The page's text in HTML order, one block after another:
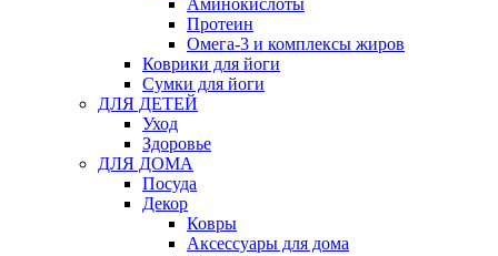
Аминокислоты
Протеин
Омега-3 и комплексы жиров
Коврики для йоги
Сумки для йоги
ДЛЯ ДЕТЕЙ
Уход
Здоровье
ДЛЯ ДОМА
Посуда
Декор
Ковры
Аксессуары для дома